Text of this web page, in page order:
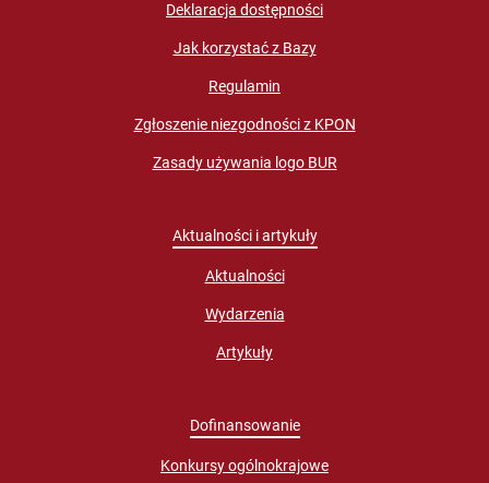
Deklaracja dostępności
Jak korzystać z Bazy
Regulamin
Zgłoszenie niezgodności z KPON
Zasady używania logo BUR
Aktualności i artykuły
Aktualności
Wydarzenia
Artykuły
Dofinansowanie
Konkursy ogólnokrajowe